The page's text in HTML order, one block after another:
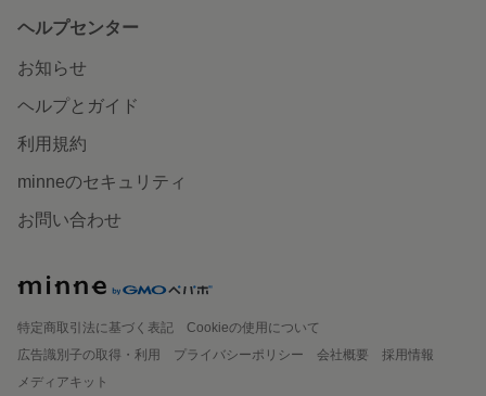
ヘルプセンター
お知らせ
ヘルプとガイド
利用規約
minneのセキュリティ
お問い合わせ
特定商取引法に基づく表記
Cookieの使用について
広告識別子の取得・利用
プライバシーポリシー 会社概要
採用情報
メディアキット